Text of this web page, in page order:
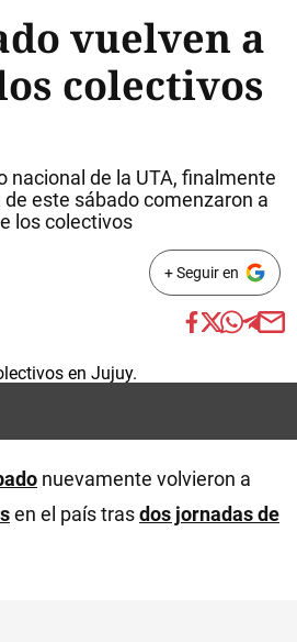
vuelven a
colectivos
nacional de la UTA, finalmente
este sábado comenzaron a
los colectivos
+ Seguir en
nuevamente volvieron a
en el país trasdos jornadas de